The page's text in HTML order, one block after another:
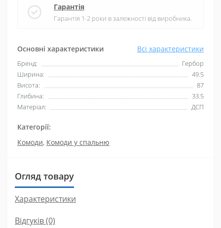
Основні характеристики Всі характеристики
Бренд:
Гербор
Ширина:
49.5
Висота:
87
Глибина:
33.5
Матеріал:
ДСП
Категорії:
Комоди, Комоди у спальню
Гарантія
Гарантія 1-2 роки в залежності від виробника.
Огляд товару
Характеристики
Відгуків (0)